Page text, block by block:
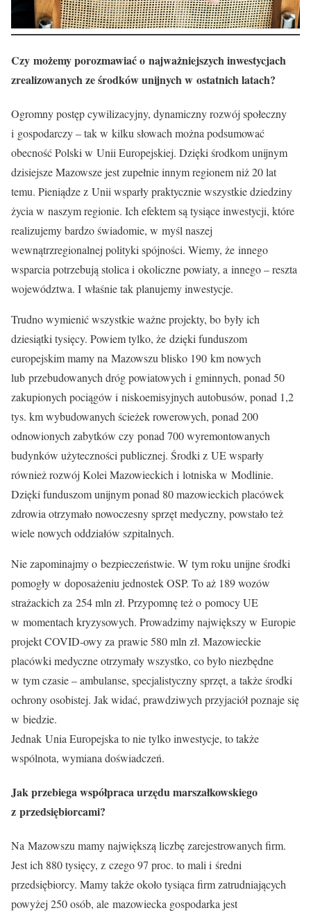
Czy możemy porozmawiać o najważniejszych inwestycjach
zrealizowanych ze środków unijnych w ostatnich latach?
Ogromny postęp cywilizacyjny, dynamiczny rozwój społeczny
i gospodarczy – tak w kilku słowach można podsumować
obecność Polski w Unii Europejskiej. Dzięki środkom unijnym
dzisiejsze Mazowsze jest zupełnie innym regionem niż 20 lat
temu. Pieniądze z Unii wsparły praktycznie wszystkie dziedziny
życia w naszym regionie. Ich efektem są tysiące inwestycji, które
realizujemy bardzo świadomie, w myśl naszej
wewnątrzregionalnej polityki spójności. Wiemy, że innego
wsparcia potrzebują stolica i okoliczne powiaty, a innego – reszta
województwa. I właśnie tak planujemy inwestycje.
Trudno wymienić wszystkie ważne projekty, bo były ich
dziesiątki tysięcy. Powiem tylko, że dzięki funduszom
europejskim mamy na Mazowszu blisko 190 km nowych
lub przebudowanych dróg powiatowych i gminnych, ponad 50
zakupionych pociągów i niskoemisyjnych autobusów, ponad 1,2
tys. km wybudowanych ścieżek rowerowych, ponad 200
odnowionych zabytków czy ponad 700 wyremontowanych
budynków użyteczności publicznej. Środki z UE wsparły
również rozwój Kolei Mazowieckich i lotniska w Modlinie.
Dzięki funduszom unijnym ponad 80 mazowieckich placówek
zdrowia otrzymało nowoczesny sprzęt medyczny, powstało też
wiele nowych oddziałów szpitalnych.
Nie zapominajmy o bezpieczeństwie. W tym roku unijne środki
pomogły w doposażeniu jednostek OSP. To aż 189 wozów
strażackich za 254 mln zł. Przypomnę też o pomocy UE
w momentach kryzysowych. Prowadzimy największy w Europie
projekt COVID-owy za prawie 580 mln zł. Mazowieckie
placówki medyczne otrzymały wszystko, co było niezbędne
w tym czasie – ambulanse, specjalistyczny sprzęt, a także środki
ochrony osobistej. Jak widać, prawdziwych przyjaciół poznaje się
w biedzie.
Jednak Unia Europejska to nie tylko inwestycje, to także
wspólnota, wymiana doświadczeń.
Jak przebiega współpraca urzędu marszałkowskiego
z przedsiębiorcami?
Na Mazowszu mamy największą liczbę zarejestrowanych firm.
Jest ich 880 tysięcy, z czego 97 proc. to mali i średni
przedsiębiorcy. Mamy także około tysiąca firm zatrudniających
powyżej 250 osób, ale mazowiecka gospodarka jest